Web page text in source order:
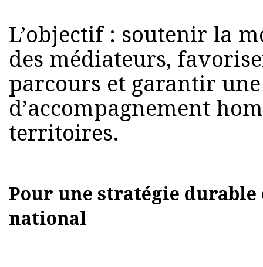
L’objectif : soutenir la
des médiateurs,
parcours et garantir
d’accompagnement
territoires.
Pour une stratégie durable
national